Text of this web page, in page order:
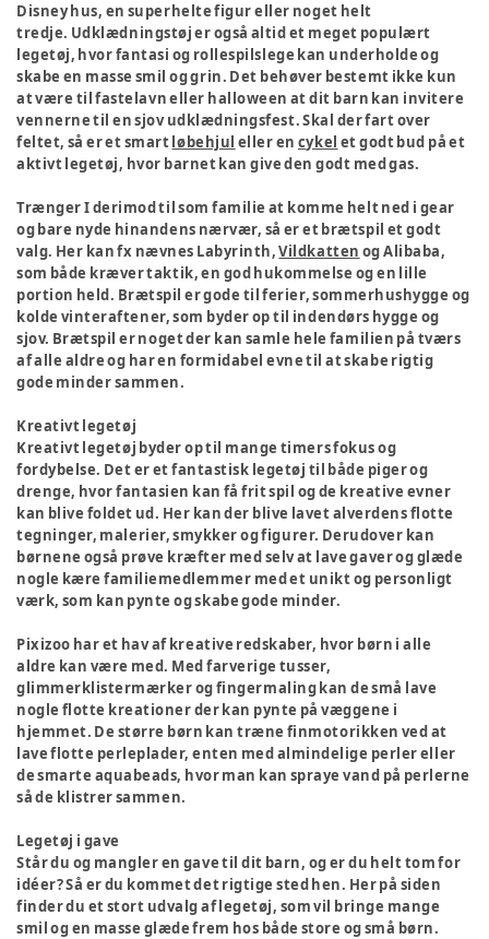
Disney hus, en superhelte figur eller noget helt
tredje. Udklædningstøj er også altid et meget populært
legetøj, hvor fantasi og rollespilslege kan underholde og
skabe en masse smil og grin. Det behøver bestemt ikke kun
at være til fastelavn eller halloween at dit barn kan invitere
vennerne til en sjov udklædningsfest. Skal der fart over
feltet, så er et smartløbehjul eller en cykel et godt bud på et
aktivt legetøj, hvor barnet kan give den godt med gas.
Trænger I derimod til som familie at komme helt ned i gear
og bare nyde hinandens nærvær, så er et brætspil et godt
valg. Her kan fx nævnes Labyrinth,Vildkatten og Alibaba,
som både kræver taktik, en god hukommelse og en lille
portion held. Brætspil er gode til ferier, sommerhushygge og
kolde vinteraftener, som byder op til indendørs hygge og
sjov. Brætspil er noget der kan samle hele familien på tværs
af alle aldre og har en formidabel evne til at skabe rigtig
gode minder sammen.
Kreativt legetøj
Kreativt legetøj byder op til mange timers fokus og
fordybelse. Det er et fantastisk legetøj til både piger og
drenge, hvor fantasien kan få frit spil og de kreative evner
kan blive foldet ud. Her kan der blive lavet alverdens flotte
tegninger, malerier, smykker og figurer. Derudover kan
børnene også prøve kræfter med selv at lave gaver og glæde
nogle kære familiemedlemmer med et unikt og personligt
værk, som kan pynte og skabe gode minder.
Pixizoo har et hav af kreative redskaber, hvor børn i alle
aldre kan være med. Med farverige tusser,
glimmerklistermærker og fingermaling kan de små lave
nogle flotte kreationer der kan pynte på væggene i
hjemmet. De større børn kan træne finmotorikken ved at
lave flotte perleplader, enten med almindelige perler eller
de smarte aquabeads, hvor man kan spraye vand på perlerne
så de klistrer sammen.
Legetøj i gave
Står du og mangler en gave til dit barn, og er du helt tom for
idéer? Så er du kommet det rigtige sted hen. Her på siden
finder du et stort udvalg af legetøj, som vil bringe mange
smil og en masse glæde frem hos både store og små børn.